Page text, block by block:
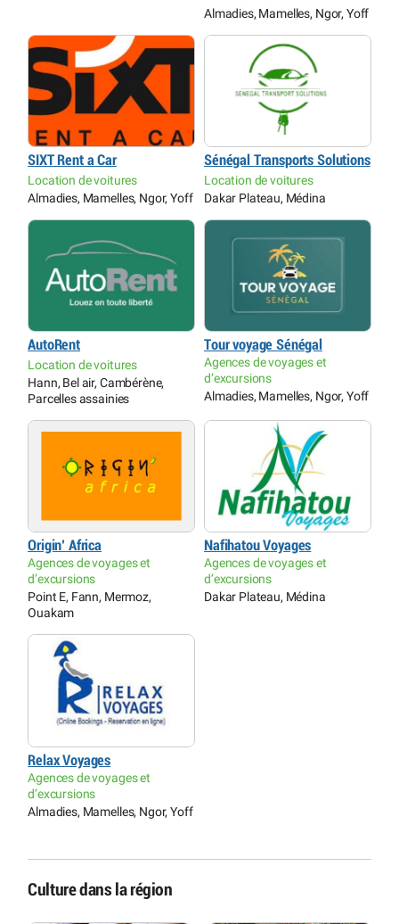
Almadies, Mamelles, Ngor, Yoff
SIXT Rent a Car
Location de voitures
Almadies, Mamelles, Ngor, Yoff
Sénégal Transports Solutions
Location de voitures
Dakar Plateau, Médina
AutoRent
Location de voitures
Hann, Bel air, Cambérène,
Parcelles assainies
Tour voyage Sénégal
Agences de voyages et
d’excursions
Almadies, Mamelles, Ngor, Yoff
Origin’ Africa
Agences de voyages et
d’excursions
Point E, Fann, Mermoz,
Ouakam
Nafihatou Voyages
Agences de voyages et
d’excursions
Dakar Plateau, Médina
Relax Voyages
Agences de voyages et
d’excursions
Almadies, Mamelles, Ngor, Yoff
Culture dans la région